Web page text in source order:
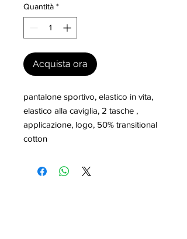
Quantità *
Acquista ora
pantalone sportivo, elastico in vita,
elastico alla caviglia, 2 tasche ,
applicazione, logo, 50% transitional
cotton